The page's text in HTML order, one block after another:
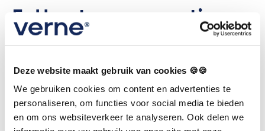
Deze website maakt gebruik van cookies 🍪🍪
We gebruiken cookies om content en advertenties te
personaliseren, om functies voor social media te bieden
en om ons websiteverkeer te analyseren. Ook delen we
5. Hoe transparantie en
duurzaamheid eruitzien
Een duurzaam verdienmodel kenmerkt zich door:
heldere prijsstructuren,